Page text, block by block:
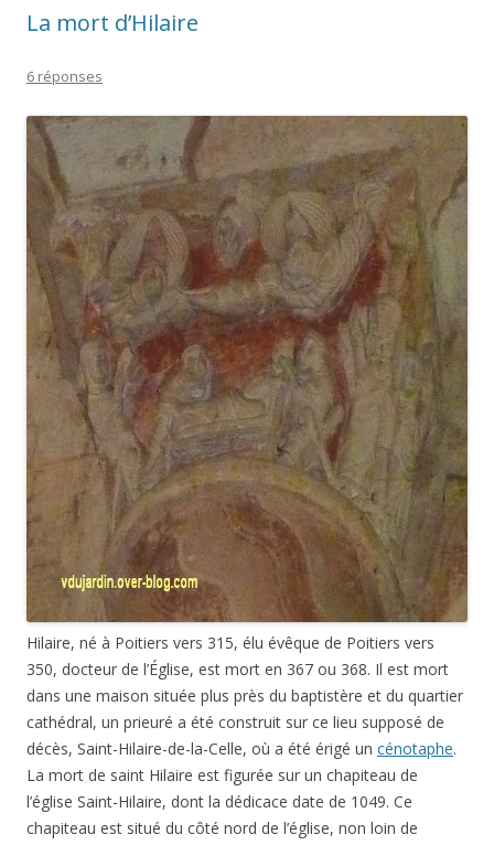
La mort d’Hilaire
6 réponses
Hilaire, né à Poitiers vers 315, élu évêque de Poitiers vers
350, docteur de l’Église, est mort en 367 ou 368. Il est mort
dans une maison située plus près du baptistère et du quartier
cathédral, un prieuré a été construit sur ce lieu supposé de
décès, Saint-Hilaire-de-la-Celle, où a été érigé un cénotaphe.
La mort de saint Hilaire est figurée sur un chapiteau de
l’église Saint-Hilaire, dont la dédicace date de 1049. Ce
chapiteau est situé du côté nord de l’église, non loin de